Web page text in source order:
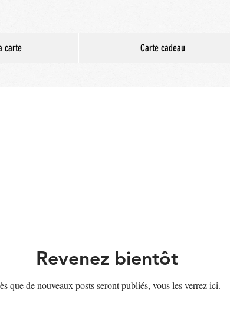
carte Carte cadeau
Revenez bientôt
que de nouveaux posts seront publiés, vous les verrez ici.